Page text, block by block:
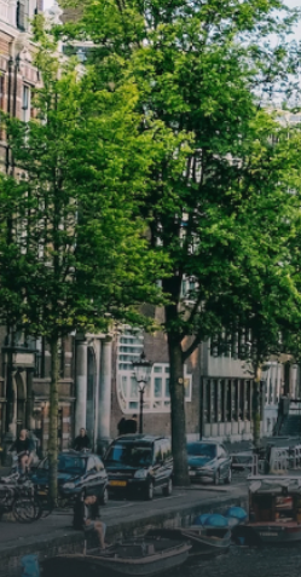
direct beschikbaar is vanaf 1 april
2026. Bij binnenkomst word je
verwelkomd in een ruime
woonkamer met open keuken,
samen goed voor 44 m² aan
leefruimte. De lichte woonkamer
biedt genoeg ruimte voor een
gezellige zithoek én een stijlvolle
eethoek. De keuken is van alle
gemakken voorzien, perfect voor het
bereiden van heerlijke maaltijden.
Vanuit de woonkamer stap je zo het
balkon op, waar je kunt genieten
van een prachtig uitzicht en een
moment van rust. De woning
beschikt over twee comfortabele
slaapkamers van respectievelijk 12,1
m² en 8 m². Beide kamers bieden tal
van mogelijkheden, zoals een fijne
werkplek, een logeerkamer of een